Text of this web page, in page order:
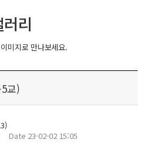
러리
미지로 만나보세요.
교)
Date 23-02-02 15:05